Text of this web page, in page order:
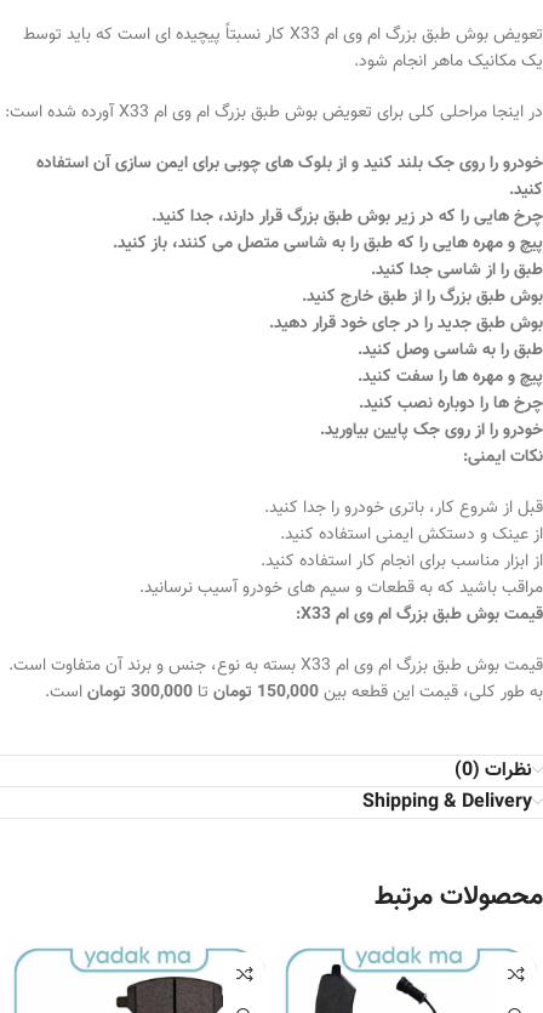
تعویض بوش طبق بزرگ ام وی ام X33 کار نسبتاً پیچیده ای است که باید توسط
یک مکانیک ماهر انجام شود.
در اینجا مراحلی کلی برای تعویض بوش طبق بزرگ ام وی ام X33 آورده شده است:
خودرو را روی جک بلند کنید و از بلوک های چوبی برای ایمن سازی آن استفاده
کنید.
چرخ هایی را که در زیر بوش طبق بزرگ قرار دارند، جدا کنید.
پیچ و مهره هایی را که طبق را به شاسی متصل می کنند، باز کنید.
طبق را از شاسی جدا کنید.
بوش طبق بزرگ را از طبق خارج کنید.
بوش طبق جدید را در جای خود قرار دهید.
طبق را به شاسی وصل کنید.
پیچ و مهره ها را سفت کنید.
چرخ ها را دوباره نصب کنید.
خودرو را از روی جک پایین بیاورید.
نکات ایمنی:
قبل از شروع کار، باتری خودرو را جدا کنید.
از عینک و دستکش ایمنی استفاده کنید.
از ابزار مناسب برای انجام کار استفاده کنید.
مراقب باشید که به قطعات و سیم های خودرو آسیب نرسانید.
قیمت بوش طبق بزرگ ام وی ام X33:
قیمت بوش طبق بزرگ ام وی ام X33 بسته به نوع، جنس و برند آن متفاوت است.
به طور کلی، قیمت این قطعه بین150,000 تومان تا 300,000 تومان است.
نظرات (0)
Shipping & Delivery
محصولات مرتبط